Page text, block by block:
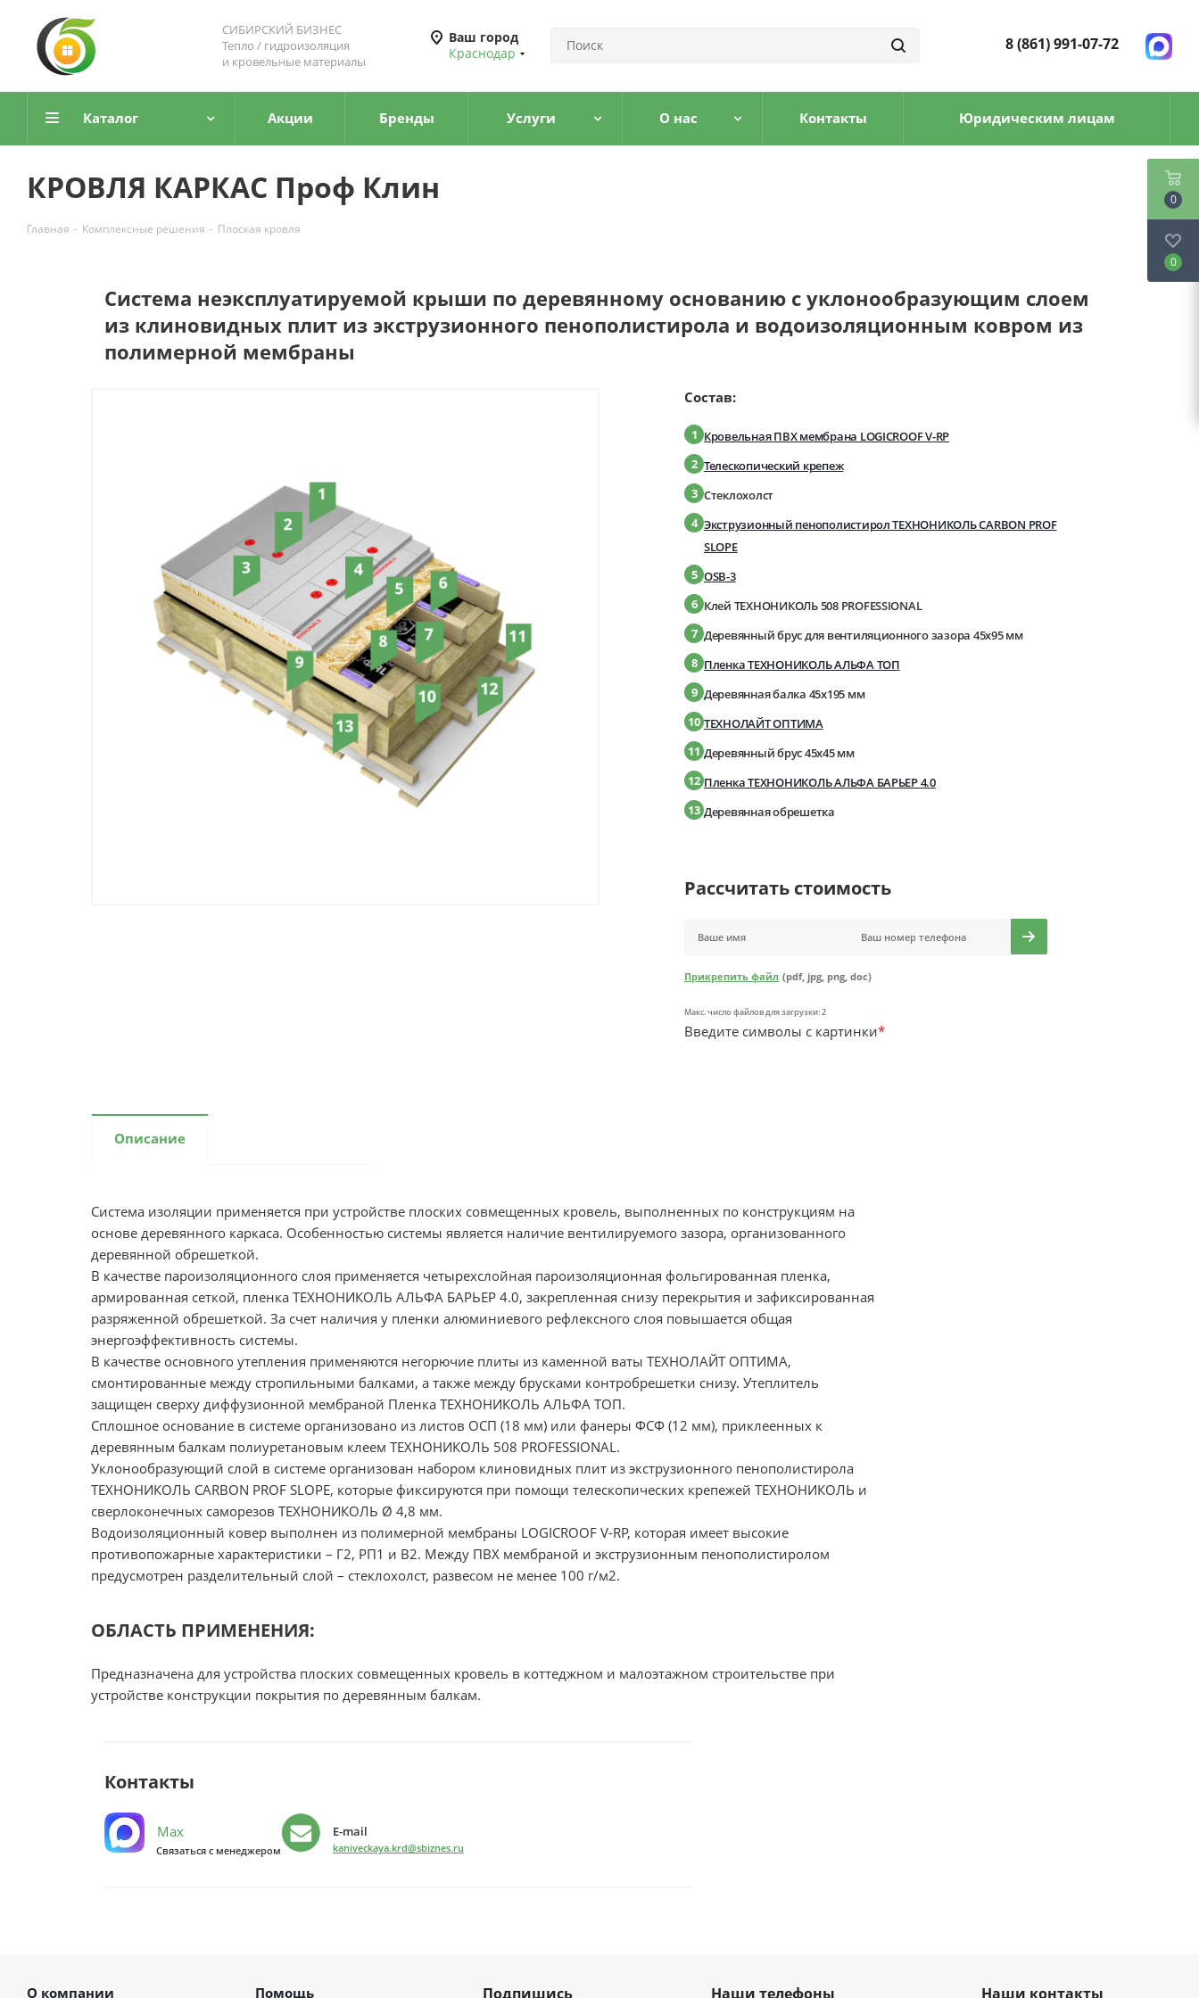
СИБИРСКИЙ БИЗНЕС
Тепло / гидроизоляция
и кровельные материалы
Ваш город
Краснодар
8 (861) 991-07-72
Каталог Акции Бренды Услуги О нас Контакты Юридическим лицам
КРОВЛЯ КАРКАС Проф Клин
Главная - Комплексные решения - Плоская кровля
Система неэксплуатируемой крыши по деревянному основанию с уклонообразующим слоем
из клиновидных плит из экструзионного пенополистирола и водоизоляционным ковром из
полимерной мембраны
Состав:
1 Кровельная ПВХ мембрана LOGICROOF V-RP
2 Телескопический крепеж
3 Стеклохолст
4 Экструзионный пенополистирол ТЕХНОНИКОЛЬ CARBON PROF
SLOPE
5 OSB-3
6 Клей ТЕХНОНИКОЛЬ 508 PROFESSIONAL
7 Деревянный брус для вентиляционного зазора 45х95 мм
8 Пленка ТЕХНОНИКОЛЬ АЛЬФА ТОП
9 Деревянная балка 45х195 мм
10 ТЕХНОЛАЙТ ОПТИМА
11 Деревянный брус 45х45 мм
12 Пленка ТЕХНОНИКОЛЬ АЛЬФА БАРЬЕР 4.0
13 Деревянная обрешетка
Рассчитать стоимость
Прикрепить файл (pdf, jpg, png, doc)
Макс. число файлов для загрузки: 2
Введите символы с картинки*
Описание
Система изоляции применяется при устройстве плоских совмещенных кровель, выполненных по конструкциям на
основе деревянного каркаса. Особенностью системы является наличие вентилируемого зазора, организованного
деревянной обрешеткой.
В качестве пароизоляционного слоя применяется четырехслойная пароизоляционная фольгированная пленка,
армированная сеткой, пленка ТЕХНОНИКОЛЬ АЛЬФА БАРЬЕР 4.0, закрепленная снизу перекрытия и зафиксированная
разряженной обрешеткой. За счет наличия у пленки алюминиевого рефлексного слоя повышается общая
энергоэффективность системы.
В качестве основного утепления применяются негорючие плиты из каменной ваты ТЕХНОЛАЙТ ОПТИМА,
смонтированные между стропильными балками, а также между брусками контробрешетки снизу. Утеплитель
защищен сверху диффузионной мембраной Пленка ТЕХНОНИКОЛЬ АЛЬФА ТОП.
Сплошное основание в системе организовано из листов ОСП (18 мм) или фанеры ФСФ (12 мм), приклеенных к
деревянным балкам полиуретановым клеем ТЕХНОНИКОЛЬ 508 PROFESSIONAL.
Уклонообразующий слой в системе организован набором клиновидных плит из экструзионного пенополистирола
ТЕХНОНИКОЛЬ CARBON PROF SLOPE, которые фиксируются при помощи телескопических крепежей ТЕХНОНИКОЛЬ и
сверлоконечных саморезов ТЕХНОНИКОЛЬ Ø 4,8 мм.
Водоизоляционный ковер выполнен из полимерной мембраны LOGICROOF V-RP, которая имеет высокие
противопожарные характеристики – Г2, РП1 и В2. Между ПВХ мембраной и экструзионным пенополистиролом
предусмотрен разделительный слой – стеклохолст, развесом не менее 100 г/м2.
ОБЛАСТЬ ПРИМЕНЕНИЯ:
Предназначена для устройства плоских совмещенных кровель в коттеджном и малоэтажном строительстве при
устройстве конструкции покрытия по деревянным балкам.
Контакты
Max
Связаться с менеджером
E-mail
kaniveckaya.krd@sbiznes.ru
О компании Помощь Подпишись Наши телефоны Наши контакты
0
0